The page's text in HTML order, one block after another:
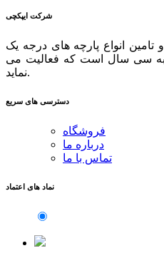
شرکت ایپکچی
تامین انواع پارچه های درجه یک
به سی سال است که فعالیت می
نماید.
دسترسی های سریع
فروشگاه
درباره ما
تماس با ما
نماد های اعتماد